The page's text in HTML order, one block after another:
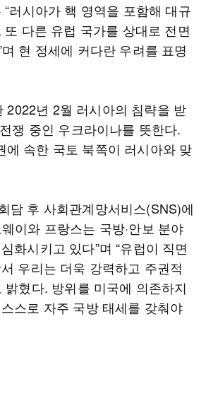
러시아가 핵 영역을 포함해 대규
또 다른 유럽 국가를 상대로 전면
현 정세에 커다란 우려를 표명
2022년 2월 러시아의 침략을 받
쟁 중인 우크라이나를 뜻한다.
에 속한 국토 북쪽이 러시아와 맞
담 후 사회관계망서비스(SNS)에
이와 프랑스는 국방·안보 분야
화시키고 있다”며 “유럽이 직면
우리는 더욱 강력하고 주권적
밝혔다. 방위를 미국에 의존하지
스로 자주 국방 태세를 갖춰야